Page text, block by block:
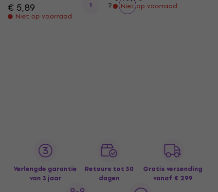
€ 5,89
Niet op voorraad
Niet op voorraad
1 2
Verlengde garantie
van 3 jaar
Retours tot 30
dagen
Gratis verzending
vanaf € 299